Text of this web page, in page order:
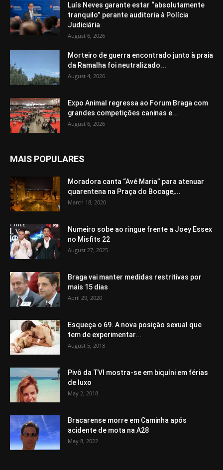
Luís Neves garante estar “absolutamente
tranquilo” perante auditoria à Polícia
Judiciária
August 6, 2026
Morteiro de guerra encontrado junto à praia
da Ramalha foi neutralizado...
August 4, 2026
Expo Animal regressa ao Forum Braga com
grandes competições caninas e...
August 6, 2026
MAIS POPULARES
Moradora canta “Avé Maria” para atenuar
quarentena na Praça do Bocage,...
March 18, 2020
Numeiro sobe ao ringue frente a Joey Essex
no Misfits 22
August 27, 2025
Braga vai manter medidas restritivas por
mais 15 dias
April 29, 2020
Esqueça o 69. A nova posição sexual que
tem de experimentar...
August 5, 2018
Pivô da TVI mostra-se em biquíni em férias
de luxo
May 2, 2018
Bracarense morre em Caminha após
acidente de mota na A28
May 8, 2022